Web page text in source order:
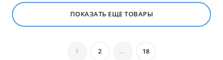
ПОКАЗАТЬ ЕЩЕ ТОВАРЫ
1 2 ... 18